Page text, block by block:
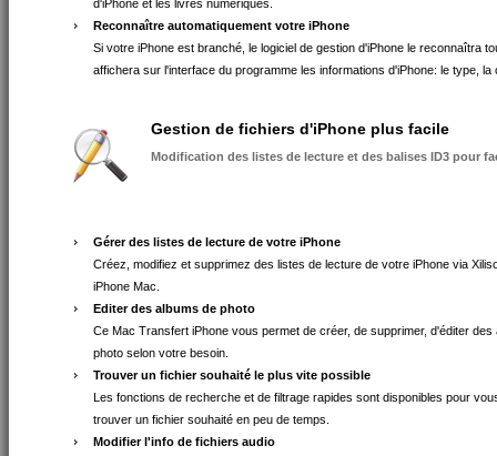
d'iPhone et les livres numériques.
Reconnaître automatiquement votre iPhone
Si votre iPhone est branché, le logiciel de gestion d'iPhone le reconnaîtra
affichera sur l'interface du programme les informations d'iPhone: le type,
Gestion de fichiers d'iPhone plus facile
Modification des listes de lecture et des balises ID3 pour
Gérer des listes de lecture de votre iPhone
Créez, modifiez et supprimez des listes de lecture de votre iPhone via
iPhone Mac.
Editer des albums de photo
Ce Mac Transfert iPhone vous permet de créer, de supprimer, d'éditer des
photo selon votre besoin.
Trouver un fichier souhaité le plus vite possible
Les fonctions de recherche et de filtrage rapides sont disponibles pour
trouver un fichier souhaité en peu de temps.
Modifier l'info de fichiers audio